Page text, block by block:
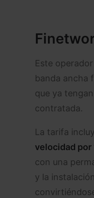
Este
banda ancha
que ya
contratada.
La tarifa
velocidad por
con una
y la